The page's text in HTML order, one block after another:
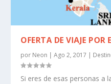
OFERTA DE VIAJE
por Neon |Ago 2, 2017
Si eres de esas personas a